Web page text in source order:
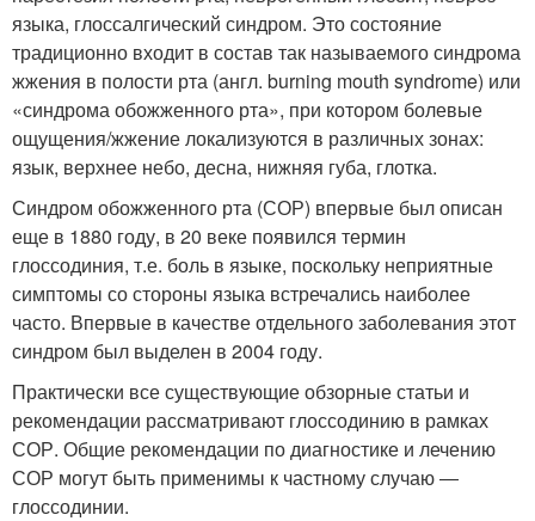
языка, глоссалгический синдром. Это состояние
традиционно входит в состав так называемого синдрома
жжения в полости рта (англ. burning mouth syndrome) или
«синдрома обожженного рта», при котором болевые
ощущения/жжение локализуются в различных зонах:
язык, верхнее небо, десна, нижняя губа, глотка.
Синдром обожженного рта (СОР) впервые был описан
еще в 1880 году, в 20 веке появился термин
глоссодиния, т.е. боль в языке, поскольку неприятные
симптомы со стороны языка встречались наиболее
часто. Впервые в качестве отдельного заболевания этот
синдром был выделен в 2004 году.
Практически все существующие обзорные статьи и
рекомендации рассматривают глоссодинию в рамках
СОР. Общие рекомендации по диагностике и лечению
СОР могут быть применимы к частному случаю ―
глоссодинии.